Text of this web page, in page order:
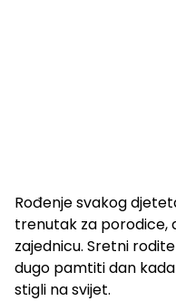
Rođenje svakog
trenutak za porodice,
zajednicu. Sretni
dugo pamtiti dan
stigli na svijet.